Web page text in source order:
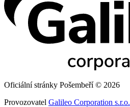
Oficiální stránky Pošembeří © 2026
Provozovatel Galileo Corporation s.r.o.